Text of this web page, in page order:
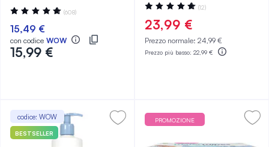
Valutazione:
99%
(608)
15,49 €
con codice WOW
15,99 €
Valutazione:
100%
(12)
23,99 €
Prezzo normale: 24,99 €
Prezzo più basso: 22,99 €
codice: WOW
BESTSELLER
PROMOZIONE